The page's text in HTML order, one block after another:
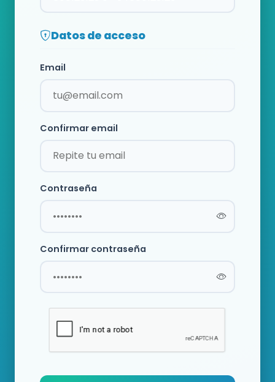
Datos de acceso
Email
Confirmar email
Contraseña
Confirmar contraseña